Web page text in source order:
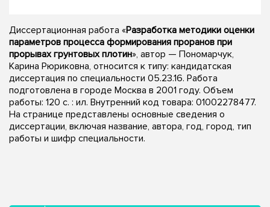
Диссертационная работа «Разработка методики оценки
параметров процесса формирования проранов при
прорывах грунтовых плотин», автор — Пономарчук,
Карина Рюриковна, относится к типу: кандидатская
диссертация по специальности 05.23.16. Работа
подготовлена в городе Москва в 2001 году. Объем
работы: 120 с. : ил. Внутренний код товара: 01002278477.
На странице представлены основные сведения о
диссертации, включая название, автора, год, город, тип
работы и шифр специальности.